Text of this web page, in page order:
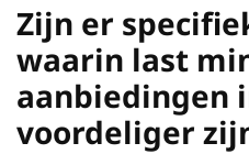
Zijn er
waarin last
aanbiedingen
voordeliger